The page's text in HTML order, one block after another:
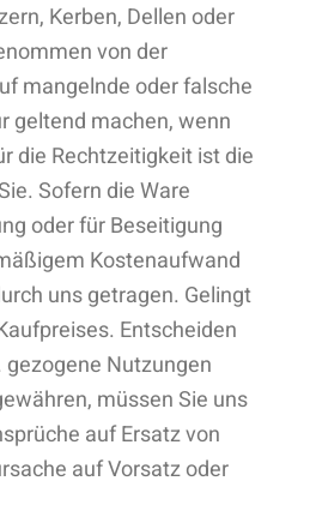
Kerben, Dellen oder
von der
mangelnde oder falsche
geltend machen, wenn
die Rechtzeitigkeit ist die
Sofern die Ware
oder für Beseitigung
Kostenaufwand
uns getragen. Gelingt
Entscheiden
Nutzungen
müssen Sie uns
auf Ersatz von
auf Vorsatz oder